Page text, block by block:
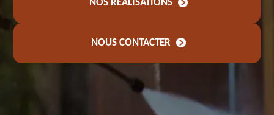
NOS RÉALISATIONS
NOUS CONTACTER